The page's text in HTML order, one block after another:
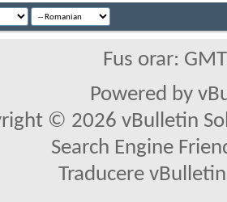
Fus orar:
Powered by
© 2026 vBulletin
Search Engine
Traducere